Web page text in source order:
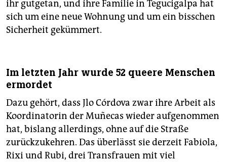
ihr gutgetan, und ihre Familie in Tegucigalpa hat
sich um eine neue Wohnung und um ein bisschen
Sicherheit gekümmert.
Im letzten Jahr wurde 52 queere Menschen
ermordet
Dazu gehört, dass Jlo Córdova zwar ihre Arbeit als
Koordinatorin der Muñecas wieder aufgenommen
hat, bislang allerdings, ohne auf die Straße
zurückzukehren. Das überlässt sie derzeit Fabiola,
Rixi und Rubi, drei Transfrauen mit viel